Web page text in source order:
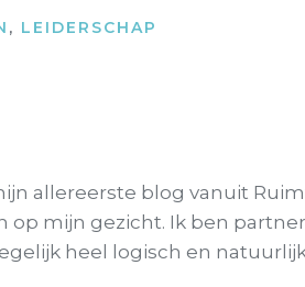
, LEIDERSCHAP
allereerste blog vanuit
mijn gezicht. Ik ben
heel logisch en